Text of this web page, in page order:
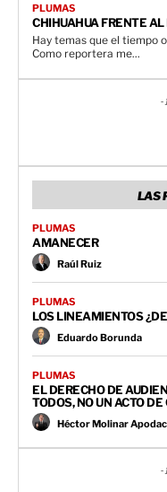
PLUMAS
CHIHUAHUA FRENTE
Hay temas que el tiempo
Como reportera me...
-
LAS
PLUMAS
AMANECER
Raúl Ruiz
PLUMAS
LOS LINEAMIENTOS
Eduardo Borunda
PLUMAS
EL DERECHO DE
TODOS, NO UN ACTO DE
Héctor Molinar
-